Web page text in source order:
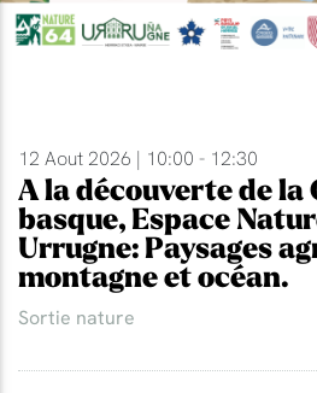
12 Aout 2026 | 10:00 - 12:30
A la découverte de la
basque, Espace
Urrugne: Paysages
montagne et océan.
Sortie nature